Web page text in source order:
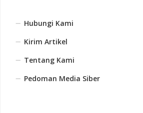
Hubungi Kami
Kirim Artikel
Tentang Kami
Pedoman Media Siber